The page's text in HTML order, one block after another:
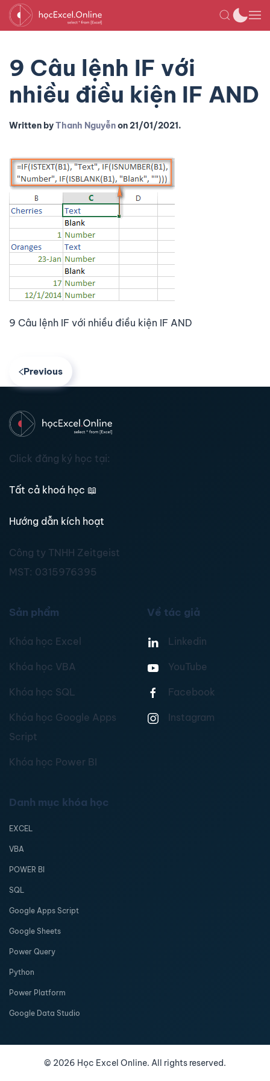
9 Câu lệnh IF với
nhiều điều kiện IF AND
Written byThanh Nguyễnon21/01/2021.
9 Câu lệnh IF với nhiều điều kiện IF AND
Previous
Click đăng ký học tại:
Tất cả khoá học 📖
Hướng dẫn kích hoạt
Công ty TNHH Zeitgeist
MST: 0315976395
Sản phẩm
Khóa học Excel
Khóa học VBA
Khóa học SQL
Khóa học Google Apps
Script
Khóa học Power BI
Về tác giả
Linkedin
YouTube
Facebook
Instagram
Danh mục khóa học
EXCEL
VBA
POWER BI
SQL
Google Apps Script
Google Sheets
Power Query
Python
Power Platform
Google Data Studio
© 2026 Học Excel Online. All rights reserved.